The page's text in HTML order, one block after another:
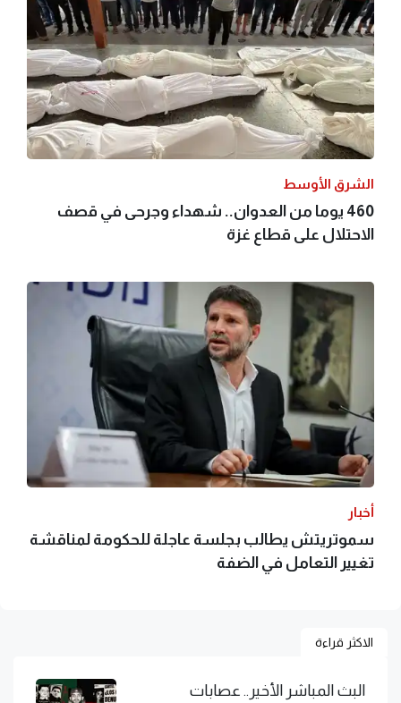
الشرق الأوسط
460 يوما من العدوان.. شهداء وجرحى في قصف
الاحتلال على قطاع غزة
أخبار
سموتريتش يطالب بجلسة عاجلة للحكومة لمناقشة
تغيير التعامل في الضفة
الاكثر قراءة
البث المباشر الأخير.. عصابات